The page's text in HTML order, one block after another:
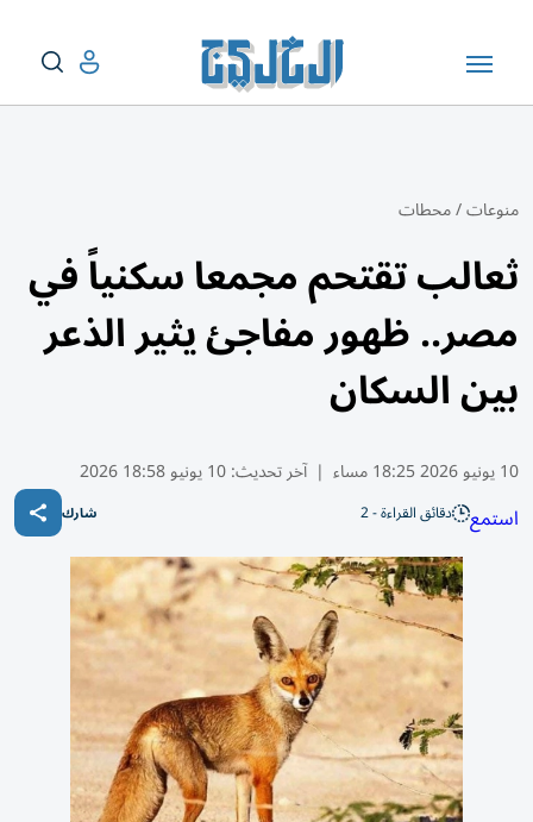
منوعات/محطات
ثعالب تقتحم مجمعا سكنياً في
مصر.. ظهور مفاجئ يثير الذعر
بين السكان
10 يونيو 2026 18:25 مساء | آخر تحديث:10 يونيو 18:58 2026
استمع دقائق القراءة - 2 شارك